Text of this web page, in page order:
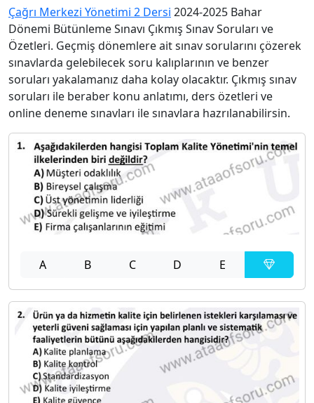
Çağrı Merkezi Yönetimi 2 Dersi 2024-2025 Bahar
Dönemi Bütünleme Sınavı Çıkmış Sınav Soruları ve
Özetleri. Geçmiş dönemlere ait sınav sorularını çözerek
sınavlarda gelebilecek soru kalıplarının ve benzer
soruları yakalamanız daha kolay olacaktır. Çıkmış sınav
soruları ile beraber konu anlatımı, ders özetleri ve
online deneme sınavları ile sınavlara hazrılanabilirsin.
A B C D E